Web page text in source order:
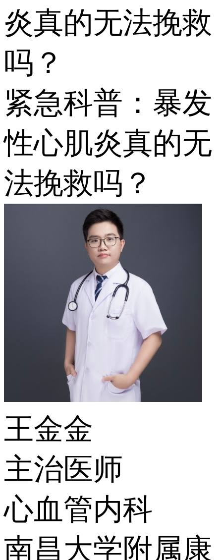
炎真的无法挽救
吗？
紧急科普：暴发
性心肌炎真的无
法挽救吗？
王金金
主治医师
心血管内科
南昌大学附属康